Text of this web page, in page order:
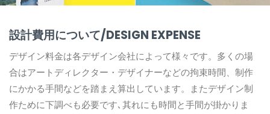
設計費用について/DESIGN EXPENSE
デザイン料金は各デザイン会社によって様々です。多くの場
合はアートディレクター・デザイナーなどの拘束時間、制作
にかかる手間などを踏まえ算出しています。またデザイン制
作ために下調べも必要です､其れにも時間と手間が掛かりま